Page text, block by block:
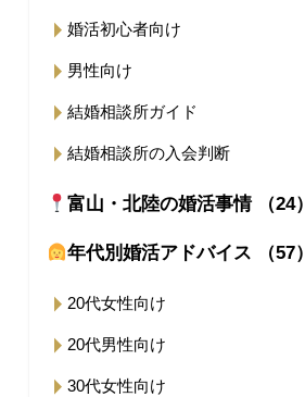
婚活初心者向け
男性向け
結婚相談所ガイド
結婚相談所の入会判断
富山・北陸の婚活事情 （24）
年代別婚活アドバイス （57）
20代女性向け
20代男性向け
30代女性向け